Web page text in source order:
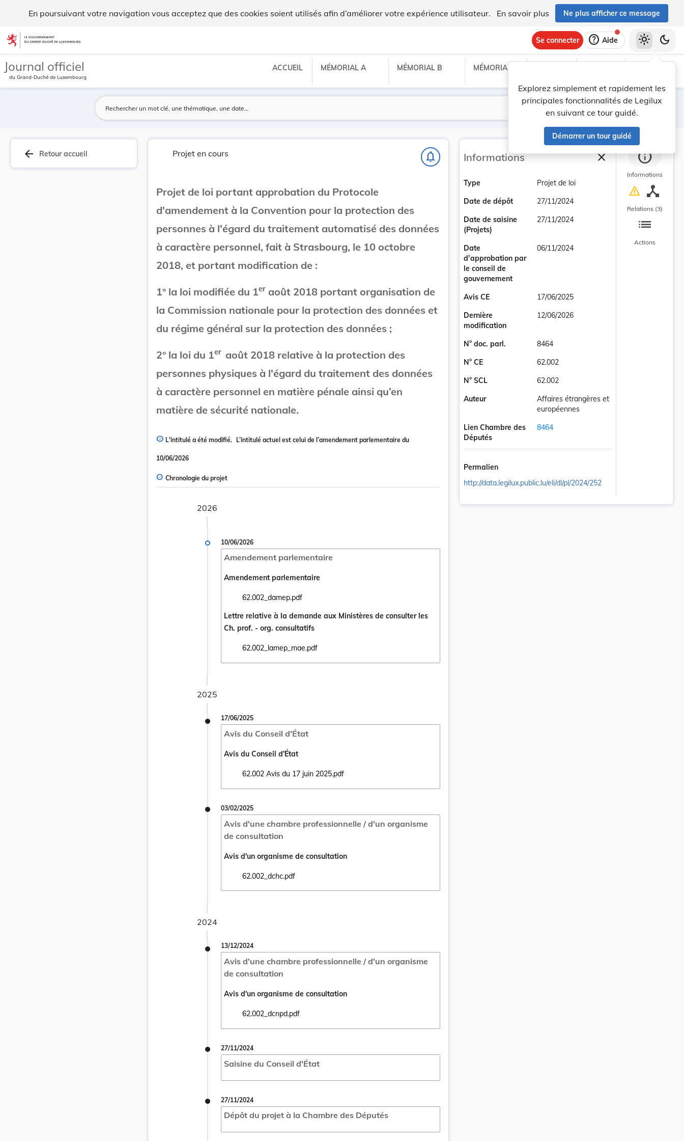
En poursuivant votre navigation vous acceptez que des cookies soient utilisés afin d’améliorer votre expérience utilisateur. En savoir plus Ne plus afficher ce message
Aller au contenu
Se connecter help Aide
Explorez simplement et rapidement les
principales fonctionnalités de Legilux
en suivant ce tour guidé.
Démarrer un tour guidé
light_mode dark_mode
Journal officiel
du Grand-Duché de Luxembourg
ACCUEIL MÉMORIAL A MÉMORIAL B MÉMORIAL C
Lancer la recherche
Filtres
arrow_back Retour accueil Projet en cours notifications_none
Projet de loi portant approbation du Protocole
d'amendement à la Convention pour la protection des
personnes à l'égard du traitement automatisé des données
à caractère personnel, fait à Strasbourg, le 10 octobre
2018, et portant modification de :
1° la loi modifiée du 1er août 2018 portant organisation de
la Commission nationale pour la protection des données et
du régime général sur la protection des données ;
2° la loi du 1er août 2018 relative à la protection des
personnes physiques à l'égard du traitement des données
à caractère personnel en matière pénale ainsi qu’en
matière de sécurité nationale.
L'intitulé a été modifié. L’intitulé actuel est celui de l’amendement parlementaire du
10/06/2026
Chronologie du projet
2026
10/06/2026
Amendement parlementaire
Amendement parlementaire
62.002_damep.pdf
Ouvrir le document 62.002_damep.pdf dans un nouvel onglet
Lettre relative à la demande aux Ministères de consulter les
Ch. prof. - org. consultatifs
62.002_lamep_mae.pdf
Ouvrir le document 62.002_lamep_mae.pdf dans un nouvel onglet
2025
17/06/2025
Avis du Conseil d'État
Avis du Conseil d'État
62.002 Avis du 17 juin 2025.pdf
Ouvrir le document 62.002 Avis du 17 juin 2025.pdf dans un nouvel onglet
03/02/2025
Avis d'une chambre professionnelle / d'un organisme
de consultation
Avis d'un organisme de consultation
62.002_dchc.pdf
Ouvrir le document 62.002_dchc.pdf dans un nouvel onglet
2024
13/12/2024
Avis d'une chambre professionnelle / d'un organisme
de consultation
Avis d'un organisme de consultation
62.002_dcnpd.pdf
Ouvrir le document 62.002_dcnpd.pdf dans un nouvel onglet
27/11/2024
Saisine du Conseil d'État
27/11/2024
Dépôt du projet à la Chambre des Députés
Informations closeFermer la barre
Type
Projet de loi
Date de dépôt
27/11/2024
Date de saisine
(Projets)
27/11/2024
Date
d’approbation par
le conseil de
gouvernement
06/11/2024
Avis CE
17/06/2025
Dernière
modification
12/06/2026
N° doc. parl.
8464
N° CE
62.002
N° SCL
62.002
Auteur
Affaires étrangères et
européennes
Lien Chambre des
Députés
8464
Permalien
http://data.legilux.public.lu/eli/dl/pl/2024/252
info
Informations
warning device_hub
Relations (3)
list
Actions